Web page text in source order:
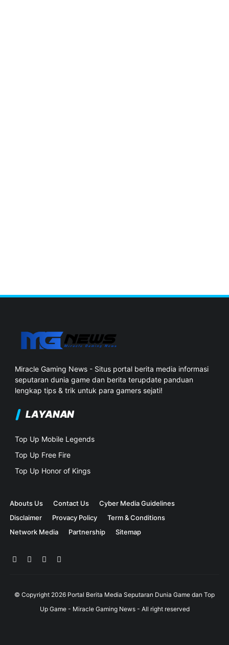
Miracle Gaming News - Situs portal berita media informasi
seputaran dunia game dan berita terupdate panduan
lengkap tips & trik untuk para gamers sejati!
LAYANAN
Top Up Mobile Legends
Top Up Free Fire
Top Up Honor of Kings
Abouts Us Contact Us
Cyber Media Guidelines
Disclaimer
Provacy Policy
Term & Conditions
Network Media
Partnership Sitemap
© Copyright 2026 Portal Berita Media Seputaran Dunia Game dan Top
Up Game - Miracle Gaming News- All right reserved